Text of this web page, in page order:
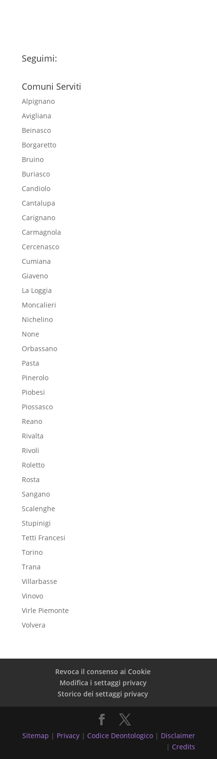
Seguimi:
Comuni Serviti
Alpignano
Avigliana
Beinasco
Borgaretto
Bruino
Buriasco
Candiolo
Cantalupa
Carignano
Carmagnola
Cercenasco
Cumiana
Giaveno
La Loggia
Moncalieri
Nichelino
None
Orbassano
Pasta
Pinerolo
Piobesi
Piossasco
Reano
Rivalta
Rivoli
Roletto
Rosta
Sangano
Scalenghe
Stupinigi
Tetti Francesi
Torino
Trana
Villarbasse
Vinovo
Virle Piemonte
Volvera
Revoca il consenso ai Cookie
Modifica i settaggi privacy
Storico dei settaggi privacy
Sitemap | Privacy | Codice Deontologico | Disclaimer
| Credits